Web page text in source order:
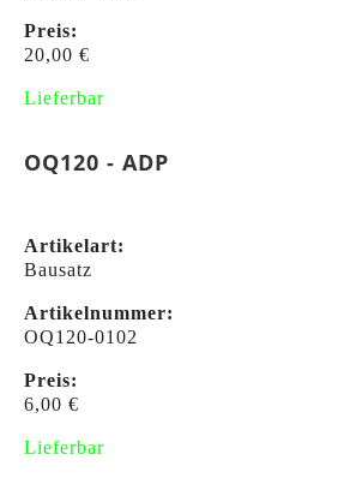
Preis:
20,00 €
Lieferbar
OQ120 - ADP
Artikelart:
Bausatz
Artikelnummer:
OQ120-0102
Preis:
6,00 €
Lieferbar